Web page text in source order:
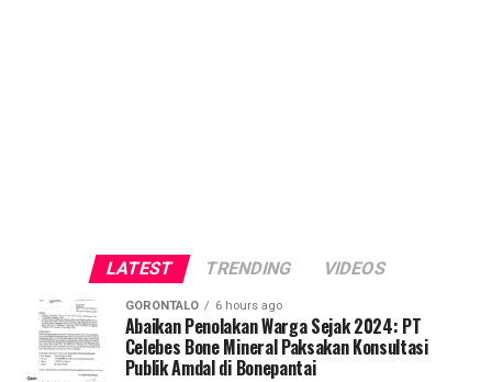
LATEST TRENDING VIDEOS
GORONTALO 6 hours ago
Abaikan Penolakan Warga Sejak 2024: PT
Celebes Bone Mineral Paksakan Konsultasi
Publik Amdal di Bonepantai